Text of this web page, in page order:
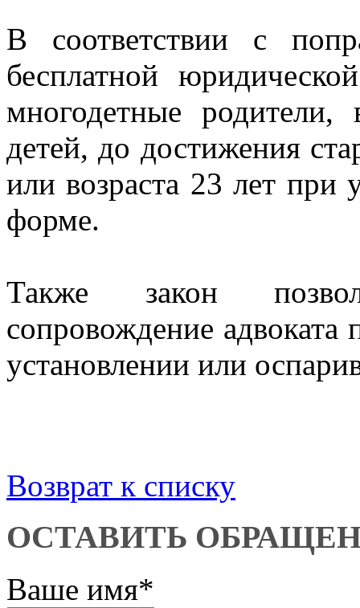
В соответствии с
бесплатной
многодетные
детей, до достижения
или возраста 23 лет при
форме.
Также закон
сопровождение адвоката
установлении или
Возврат к списку
ОСТАВИТЬ
Ваше имя*